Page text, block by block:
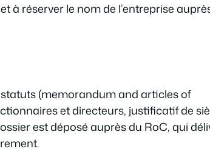
à réserver le nom de l’entreprise
(memorandum and articles of
et directeurs, justificatif de
est déposé auprès du RoC, qui